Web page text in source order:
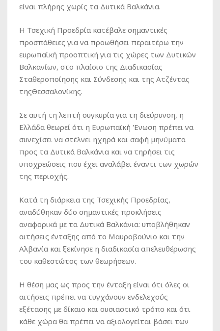
είναι πλήρης χωρίς τα Δυτικά Βαλκάνια.
Η Τσεχική Προεδρία κατέβαλε σημαντικές
προσπάθειες για να προωθήσει περαιτέρω την
ευρωπαϊκή προοπτική για τις χώρες των Δυτικών
Βαλκανίων, στο πλαίσιο της Διαδικασίας
Σταθεροποίησης και Σύνδεσης και της Ατζέντας
τηςΘεσσαλονίκης.
Σε αυτή τη λεπτή συγκυρία για τη διεύρυνση, η
Ελλάδα θεωρεί ότι η Ευρωπαϊκή Ένωση πρέπει να
συνεχίσει να στέλνει ηχηρά και σαφή μηνύματα
προς τα Δυτικά Βαλκάνια και να τηρήσει τις
υποχρεώσεις που έχει αναλάβει έναντι των χωρών
της περιοχής.
Κατά τη διάρκεια της Τσεχικής Προεδρίας,
αναδύθηκαν δύο σημαντικές προκλήσεις
αναφορικά με τα Δυτικά Βαλκάνια: υποβλήθηκαν
αιτήσεις ένταξης από το Μαυροβούνιο και την
Αλβανία και ξεκίνησε η διαδικασία απελευθέρωσης
του καθεστώτος των θεωρήσεων.
Η θέση μας ως προς την ένταξη είναι ότι όλες οι
αιτήσεις πρέπει να τυγχάνουν ενδελεχούς
εξέτασης με δίκαιο και ουσιαστικό τρόπο και ότι
κάθε χώρα θα πρέπει να αξιολογείται βάσει των